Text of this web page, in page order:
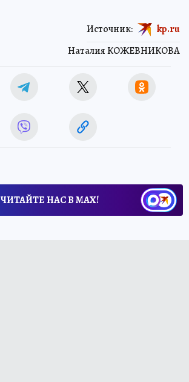
Наталия КОЖЕВНИКОВА
Источник: kp.ru
ЧИТАЙТЕ НАС В МАХ!